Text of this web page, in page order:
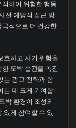
하여 위험한 행동
전 예방적 접근 방
극적으로 더 건강한
호하고 사기 위험을
도박 습관을 촉진
는 광고 전략과 함
는 데 크게 기여합
박 환경이 조성되
있게 참여할 수 있